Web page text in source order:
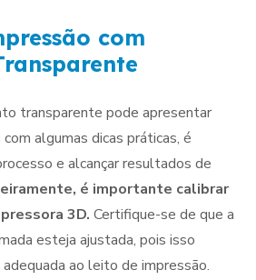
com
transparente pode apresentar
algumas dicas práticas, é
e alcançar resultados de
é importante calibrar
3D. Certifique-se de que a
esteja ajustada, pois isso
ao leito de impressão.